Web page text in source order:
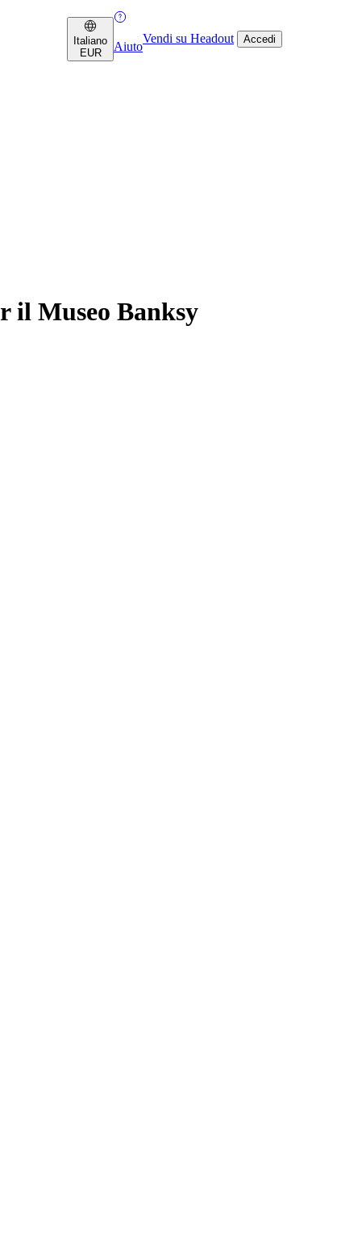
Italiano
EUR
Aiuto
Vendi su Headout Accedi
il Museo Banksy